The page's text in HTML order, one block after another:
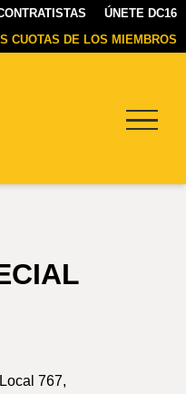
ÚNETE DC16
CUOTAS DE LOS MIEMBROS
767,